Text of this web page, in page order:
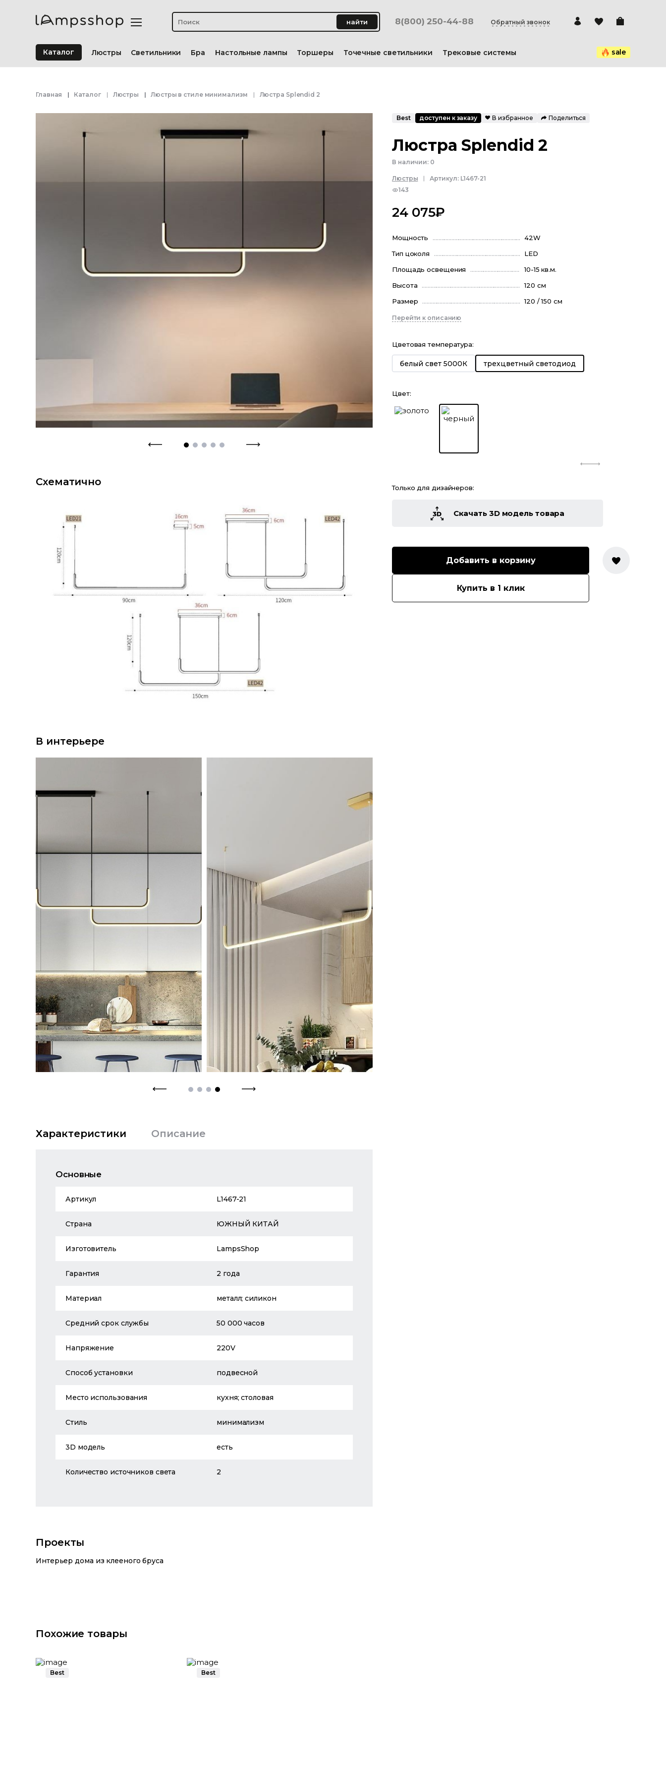
найти 8(800) 250-44-88 Обратный звонок
Каталог Люстры Светильники Бра Настольные лампы Торшеры Точечные светильники Трековые системы sale
Главная Каталог Люстры Люстры в стиле минимализм Люстра Splendid 2
Схематично
В интерьере
Характеристики Описание
Основные
Артикул L1467-21
Страна ЮЖНЫЙ КИТАЙ
Изготовитель LampsShop
Гарантия 2 года
Материал металл; силикон
Средний срок службы 50 000 часов
Напряжение 220V
Способ установки подвесной
Место использования кухня; столовая
Стиль минимализм
3D модель есть
Количество источников света 2
Проекты
Интерьер дома из клееного бруса
Best доступен к заказу В избранное Поделиться
Люстра Splendid 2
В наличии: 0
Люстры Артикул: L1467-21
143
24 075₽
Мощность
42W
Тип цоколя
LED
Площадь освещения
10-15 кв.м.
Высота
120 см
Размер
120 / 150 см
Перейти к описанию
Цветовая температура:
белый свет 5000К трехцветный светодиод
Цвет:
Только для дизайнеров:
Скачать 3D модель товара
Добавить в корзину
Купить в 1 клик
Похожие товары
Best Best